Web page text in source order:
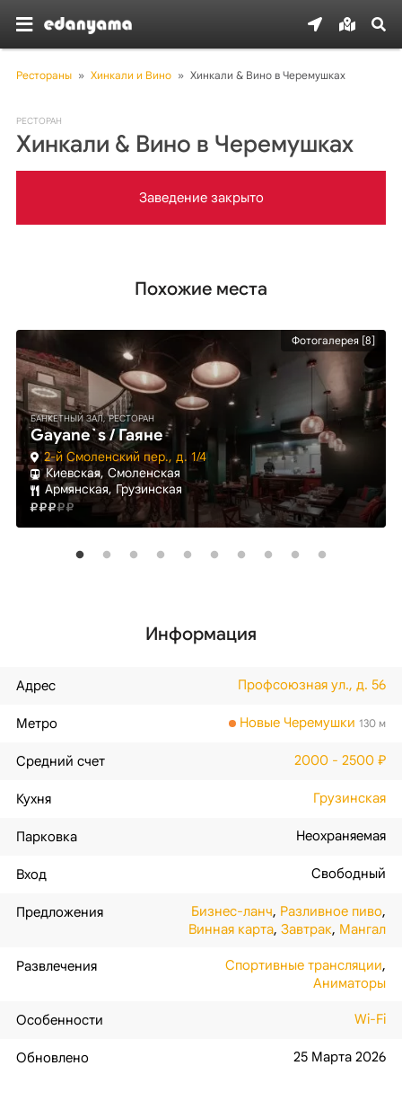
Рестораны » Хинкали и Вино » Хинкали & Вино в Черемушках
РЕСТОРАН
Хинкали & Вино в Черемушках
Заведение закрыто
Похожие места
Фотогалерея [8]
БАНКЕТНЫЙ ЗАЛ, РЕСТОРАН
Gayane`s / Гаяне
2-й Смоленский пер., д. 1/4
Киевская, Смоленская
Армянская, Грузинская
Информация
Адрес Профсоюзная ул., д. 56
Метро Новые Черемушки 130 м
Средний счет 2000 - 2500 ₽
Кухня Грузинская
Парковка Неохраняемая
Вход Свободный
Предложения Бизнес-ланч, Разливное пиво,
Винная карта,Завтрак, Мангал
Развлечения Спортивные трансляции,
Аниматоры
Особенности Wi-Fi
Обновлено 25 Марта 2026